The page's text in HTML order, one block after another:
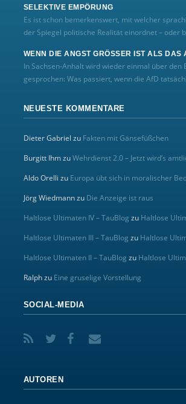
SELEKTIVE EMPÖRUNG
Es ist schon bemerkenswert, mit welcher
der Spiegel politische Realität einordnet – oder
WENN DIE ANGST GRÖSSER IST ALS DAS
In Sachsen-Anhalt wird wieder einmal über den
gesprochen: Was passiert, wenn die AfD
NEUESTE KOMMENTARE
Dieter Gabriel zu Fakten mit Gänsefüßchen
Burgitt IhmzuWehrdienst 2.0 – Jetzt wird’s
Aldo Orelli zu Europa übt sich in moralischer
Jörg Wiedmannzu Die Anzeige ist raus
Haltlose Ultimaten IV – TauBlog zu Haltlose
Haltlose Ultimaten III – TauBlog zu Haltlose
Haltlose Ultimaten II – TauBlog zu Haltlose
Ralphzu Eine gruselige Vorstellung
SOCIAL-MEDIA
AUTOREN